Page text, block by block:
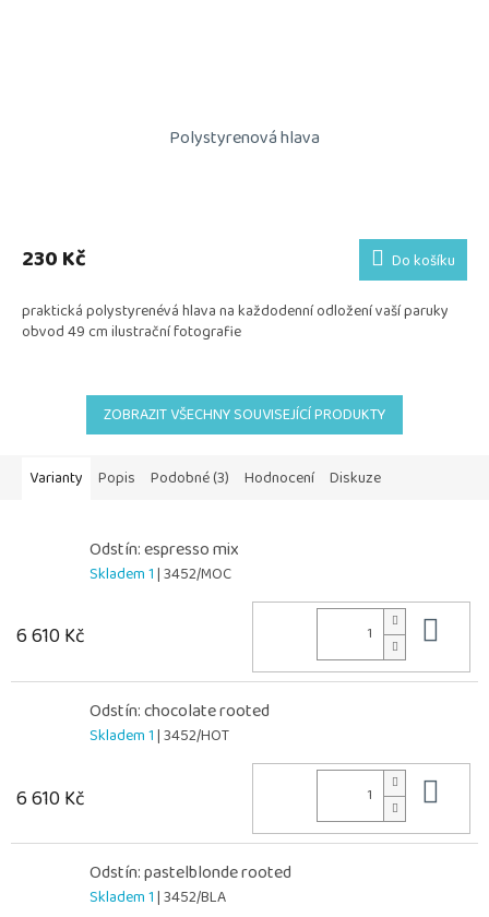
Polystyrenová hlava
230 Kč Do košíku
praktická polystyrenévá hlava na každodenní odložení vaší paruky
obvod 49 cm ilustrační fotografie
ZOBRAZIT VŠECHNY SOUVISEJÍCÍ PRODUKTY
Varianty Popis Podobné (3) Hodnocení Diskuze
Odstín: espresso mix
Skladem 1| 3452/MOC
6 610 Kč
Odstín: chocolate rooted
Skladem 1| 3452/HOT
6 610 Kč
Odstín: pastelblonde rooted
Skladem 1| 3452/BLA